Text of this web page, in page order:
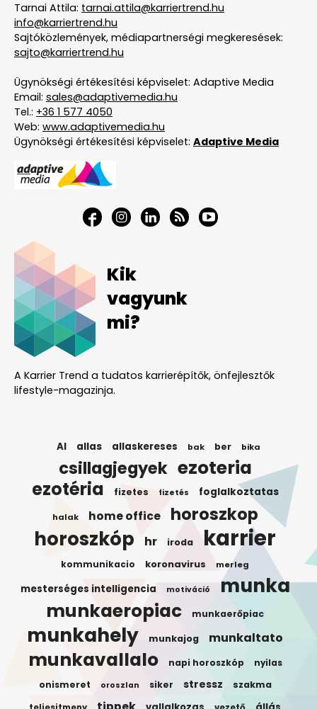
Tarnai Attila: tarnai.attila@karriertrend.hu
info@karriertrend.hu
Sajtóközlemények, médiapartnerségi megkeresések:
sajto@karriertrend.hu
Ügynökségi értékesítési képviselet: Adaptive Media
Email: sales@adaptivemedia.hu
Tel.: +36 1 577 4050
Web: www.adaptivemedia.hu
Ügynökségi értékesítési képviselet: Adaptive Media
Kik
vagyunk
mi?
A Karrier Trend a tudatos karrierépítők, önfejlesztők
lifestyle-magazinja.
AI allas allaskereses bak ber bika
csillagjegyek ezoteria
ezotéria fizetes fizetés foglalkoztatas
halak home office horoszkop
horoszkóp hr iroda karrier
kommunikacio koronavirus merleg
mesterséges intelligencia motiváció munka
munkaeropiac munkaerőpiac
munkahely munkajog munkaltato
munkavallalo napi horoszkóp nyilas
onismeret oroszlan siker stressz szakma